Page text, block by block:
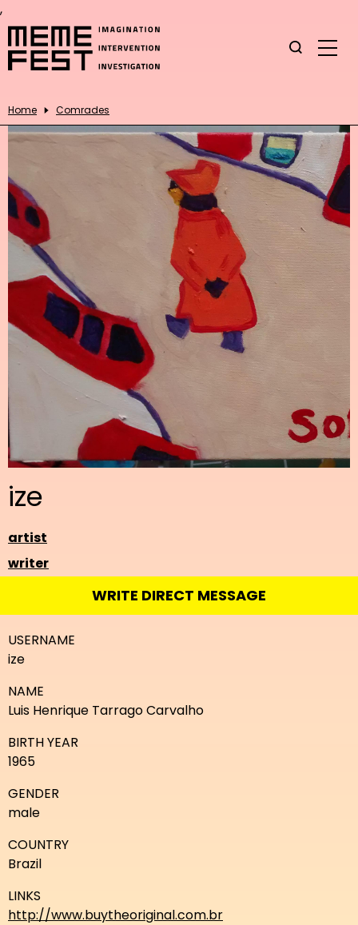
,
Home Comrades
ize
artist
writer
WRITE DIRECT MESSAGE
USERNAME
ize
NAME
Luis Henrique Tarrago Carvalho
BIRTH YEAR
1965
GENDER
male
COUNTRY
Brazil
LINKS
http://www.buytheoriginal.com.br